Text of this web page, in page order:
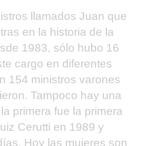
llamados Juan que
en la historia de la
1983, sólo hubo 16
cargo en diferentes
154 ministros varones
Tampoco hay una
primera fue la primera
Cerutti en 1989 y
Hoy las mujeres son